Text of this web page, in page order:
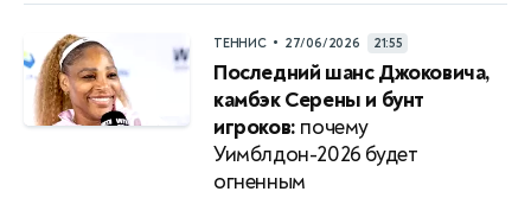
ТЕННИС • 27/06/2026 21:55
Последний шанс Джоковича,
камбэк Серены и бунт
игроков: почему
Уимблдон-2026 будет
огненным